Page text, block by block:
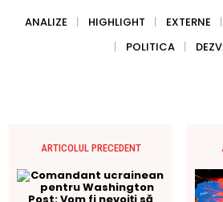
ANALIZE HIGHLIGHT EXTERNE
POLITICA
ARTICOLUL PRECEDENT